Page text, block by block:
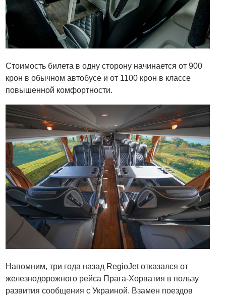
Стоимость билета в одну сторону начинается от 900
крон в обычном автобусе и от 1100 крон в классе
повышенной комфортности.
Напомним, три года назад RegioJet отказался от
железнодорожного рейса Прага-Хорватия в пользу
развития сообщения с Украиной. Взамен поездов